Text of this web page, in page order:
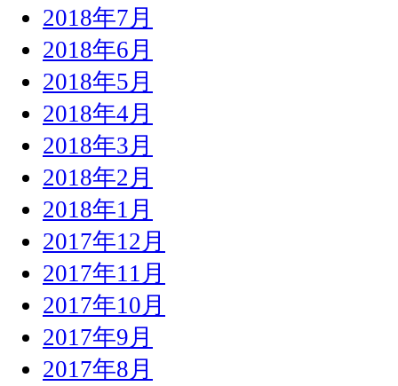
2018年7月
2018年6月
2018年5月
2018年4月
2018年3月
2018年2月
2018年1月
2017年12月
2017年11月
2017年10月
2017年9月
2017年8月